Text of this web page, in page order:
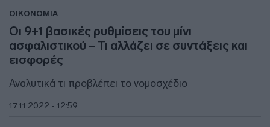
ΟΙΚΟΝΟΜΙΑ
Οι 9+1 βασικές ρυθμίσεις του μίνι
ασφαλιστικού – Τι αλλάζει σε συντάξεις και
εισφορές
Αναλυτικά τι προβλέπει το νομοσχέδιο
17.11.2022 - 12:59